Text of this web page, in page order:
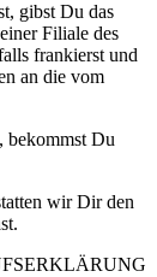
gibst Du das
Filiale des
frankierst und
an die vom
bekommst Du
wir Dir den